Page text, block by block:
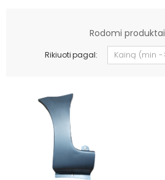
Rodomi produktai
Rikiuoti pagal: